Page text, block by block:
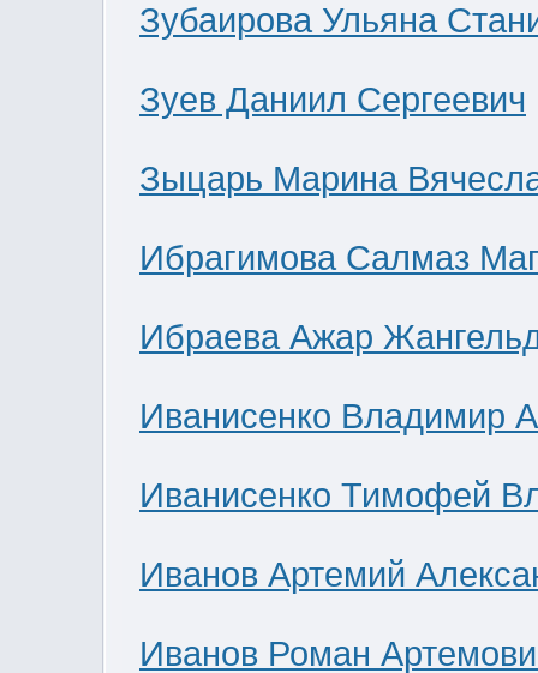
Зубаирова Ульяна
Зуев Даниил Сергеевич
Зыцарь Марина
Ибрагимова Салмаз
Ибраева Ажар
Иванисенко Владимир
Иванисенко Тимофей
Иванов Артемий
Иванов Роман